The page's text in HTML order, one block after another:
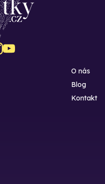
O nás
Blog
Kontakt